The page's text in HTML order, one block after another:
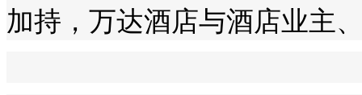
加持，万达酒店与酒店业主